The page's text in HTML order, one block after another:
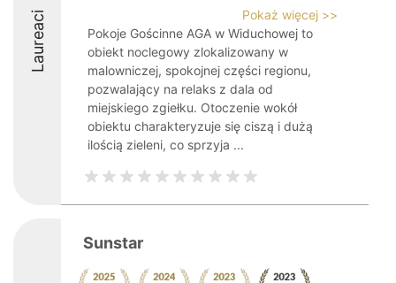
Laureaci
Pokaż więcej >>
Pokoje Gościnne AGA w Widuchowej to
obiekt noclegowy zlokalizowany w
malowniczej, spokojnej części regionu,
pozwalający na relaks z dala od
miejskiego zgiełku. Otoczenie wokół
obiektu charakteryzuje się ciszą i dużą
ilością zieleni, co sprzyja ...
Sunstar